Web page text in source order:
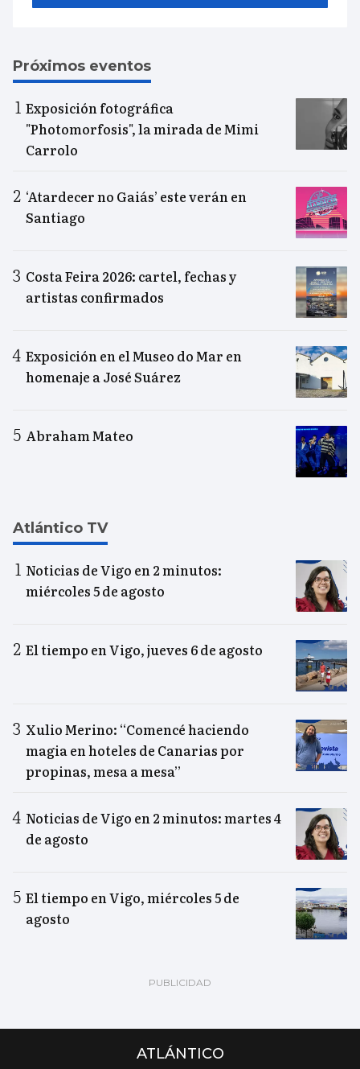
Próximos eventos
Exposición fotográfica
"Photomorfosis", la mirada de Mimi
Carrolo
‘Atardecer no Gaiás’ este verán en
Santiago
Costa Feira 2026: cartel, fechas y
artistas confirmados
Exposición en el Museo do Mar en
homenaje a José Suárez
Abraham Mateo
Atlántico TV
Noticias de Vigo en 2 minutos:
miércoles 5 de agosto
El tiempo en Vigo, jueves 6 de agosto
Xulio Merino: “Comencé haciendo
magia en hoteles de Canarias por
propinas, mesa a mesa”
Noticias de Vigo en 2 minutos: martes 4
de agosto
El tiempo en Vigo, miércoles 5 de
agosto
ATLÁNTICO